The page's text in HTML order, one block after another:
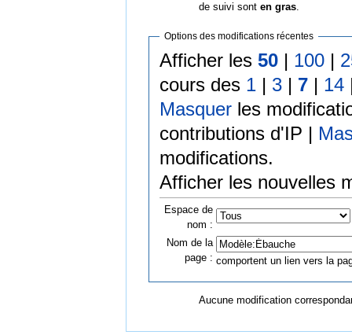
de suivi sont en gras.
Options des modifications récentes
Afficher les 50| 100|
cours des 1| 3| 7| 14
Masquerles
contributions d'IP |
modifications.
Afficher les nouvelles
Espace de
nom :
Nom de la
page : comportent un lien vers la
Aucune modification